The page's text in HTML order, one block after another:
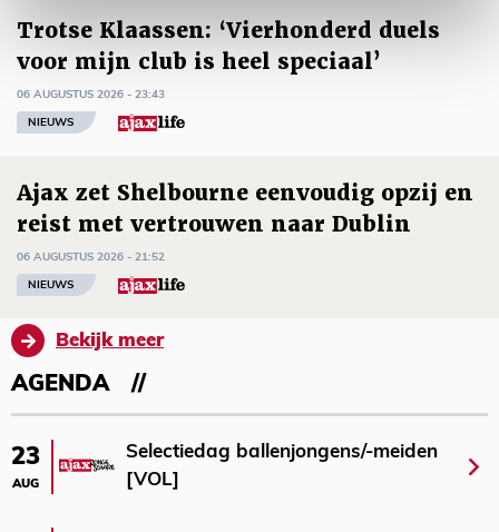
Trotse Klaassen: ‘Vierhonderd duels
voor mijn club is heel speciaal’
06 AUGUSTUS 2026 - 23:43
NIEUWS
Ajax zet Shelbourne eenvoudig opzij en
reist met vertrouwen naar Dublin
06 AUGUSTUS 2026 - 21:52
NIEUWS
Bekijk meer
AGENDA
23
AUG
Selectiedag ballenjongens/-meiden
[VOL]